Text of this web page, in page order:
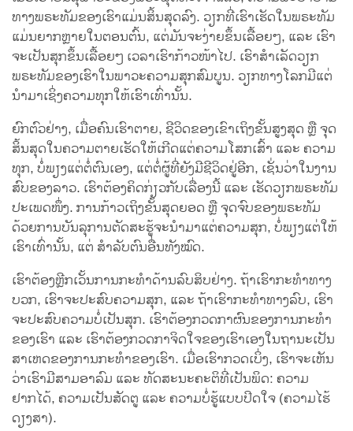
ທາງພຣະທັມຂອງເຮົາແມ່ນສິ້ນສຸດລົງ. ວຽກທີ່ເຮົາເຮັດໃນພຣະທັມ
ແມ່ນຍາກຫຼາຍໃນຕອນຕົ້ນ, ແຕ່ມັນຈະງ່າຍຂຶ້ນເລື້ອຍໆ, ແລະ ເຮົາ
ຈະເປັນສຸກຂຶ້ນເລື້ອຍໆ ເວລາເຮົາກ້າວໜ້າໄປ. ເຮົາສຳເລັດວຽກ
ພຣະທັມຂອງເຮົາໃນພາວະຄວາມສຸກສົມບູນ. ວຽກທາງໂລກມີແຕ່
ນຳມາເຊິ່ງຄວາມທຸກໃຫ້ເຮົາເທົ່ານັ້ນ.
ຍົກຕົວຢ່າງ, ເມື່ອຄົນເຮົາຕາຍ, ຊີວິດຂອງເຂົາເຖິງຂັ້ນສູງສຸດ ຫຼື ຈຸດ
ສິ້ນສຸດໃນຄວາມຕາຍເຮັດໃຫ້ເກີດແຕ່ຄວາມໂສກເສົ້າ ແລະ ຄວາມ
ທຸກ, ບໍ່ພຽງແຕ່ຕໍ່ຕົນເອງ, ແຕ່ຕໍ່ຜູ້ທີ່ຍັງມີຊີວິດຢູ່ອີກ, ເຊັ່ນວ່າໃນງານ
ສົບຂອງລາວ. ເຮົາຕ້ອງຄິດກ່ຽວກັບເລື່ອງນີ້ ແລະ ເຮັດວຽກພຣະທັມ
ປະເພດໜຶ່ງ. ການກ້າວເຖິງຂັ້ນສຸດຍອດ ຫຼື ຈຸດຈົບຂອງພຣະທັມ
ດ້ວຍການບັນລຸການຕັດສະຮູ້ຈະນຳມາແຕ່ຄວາມສຸກ, ບໍ່ພຽງແຕ່ໃຫ້
ເຮົາເທົ່ານັ້ນ, ແຕ່ ສຳລັບຕົນອື່ນທັງໝົດ.
ເຮົາຕ້ອງຫຼີກເວັ້ນການກະທຳດ້ານລົບສິບຢ່າງ. ຖ້າເຮົາກະທຳທາງ
ບວກ, ເຮົາຈະປະສົບຄວາມສຸກ, ແລະ ຖ້າເຮົາກະທຳທາງລົບ, ເຮົາ
ຈະປະສົບຄວາມບໍ່ເປັນສຸກ. ເຮົາຕ້ອງກວດກາຜົນຂອງການກະທຳ
ຂອງເຮົາ ແລະ ເຮົາຕ້ອງກວດກາຈິດໃຈຂອງເຮົາເອງໃນຖານະເປັນ
ສາເຫດຂອງການກະທຳຂອງເຮົາ. ເມື່ອເຮົາກວດເບິ່ງ, ເຮົາຈະເຫັນ
ວ່າເຮົາມີສາມອາລົມ ແລະ ທັດສະນະຄະຕິທີ່ເປັນພິດ: ຄວາມ
ຢາກໄດ້, ຄວາມເປັນສັດຕູ ແລະ ຄວາມບໍ່ຮູ້ແບບປິດໃຈ (ຄວາມໄຮ້
ດຽງສາ).